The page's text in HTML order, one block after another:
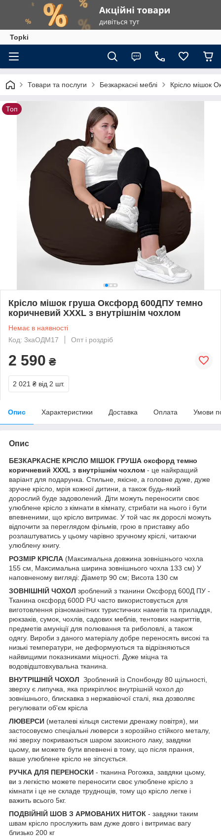
Topki
Товари та послуги Безкаркасні меблі Крісло мішок
Топ
Крісло мішок груша Оксфорд 600ДПУ темно
коричневий XXXL з внутрішнім чохлом
Немає в наявності
Код: 3каОДМ17
Опт і роздріб
2 590 ₴
2 021 ₴ від 2 шт.
Опис Характеристики Доставка Оплата Умови
Опис
БЕЗКАРКАСНЕ КРІСЛО МІШОК ГРУША оксфорд темно
коричневий XXXL з внутрішнім чохлом - це найкращий
варіант для подарунка. Стильне, якісне, а головне дуже, дуже
зручне крісло, мрія кожної дитини, а також будь-який
дорослий буде задоволений. Діти можуть переносити своє
улюблене крісло з кімнати в кімнату, стрибати на нього і бути
впевненими, що крісло витримає. У той час як дорослі можуть
відпочити за переглядом фільмів, грою в приставку або
розлаштуватись у цьому чарівно зручному кріслі, читаючи
улюблену книгу.
РОЗМІР КРІСЛА (Максимальна довжина зовнішнього чохла
155 см, Максимальна ширина зовнішнього чохла 133 см) У
наповненому вигляді: Діаметр 90 см; Висота 130 см
ЗОВНІШНІЙ ЧОХОЛ зроблений з тканини Оксфорд 600Д ПУ -
Тканина оксфорд 600D PU часто використовується для
виготовлення різноманітних туристичних наметів та приладдя,
рюкзаків, сумок, чохлів, садових меблів, тентових накриттів,
предметів амуніції для полювання та риболовлі, а також
одягу. Вироби з даного матеріалу добре переносять високі та
низькі температури, не деформуються та відрізняються
найвищими показниками міцності. Дуже міцна та
водовідштовхувальна тканина.
ВНУТРІШНІЙ ЧОХОЛ Зроблений із Спонбонду 80 щільності,
зверху є липучка, яка прикріплює внутрішній чохол до
зовнішнього, блискавка з нержавіючої сталі, яка дозволяє
регулювати об'єм крісла
ЛЮВЕРСИ (металеві кільця системи дренажу повітря), ми
застосовуємо спеціальні люверси з корозійно стійкого металу,
які зверху покриваються шаром захисного лаку, завдяки
цьому, ви можете бути впевнені в тому, що після прання,
ваше улюблене крісло не зіпсується.
РУЧКА ДЛЯ ПЕРЕНОСКИ - тканина Рогожка, завдяки цьому,
ви з легкістю можете переносити своє улюблене крісло з
кімнати і це не складе труднощів, тому що крісло легке і
важить всього 5кг.
ПОДВІЙНІЙ ШОВ З АРМОВАНИХ НИТОК - завдяки таким
швам крісло прослужить вам дуже довго і витримає вагу
близько 200 кг